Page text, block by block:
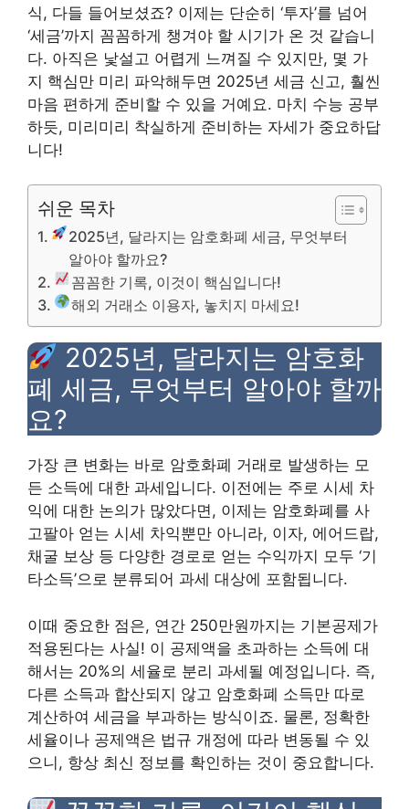
식, 다들 들어보셨죠? 이제는 단순히 ‘투자’를 넘어
‘세금’까지 꼼꼼하게 챙겨야 할 시기가 온 것 같습니
다. 아직은 낯설고 어렵게 느껴질 수 있지만, 몇 가
지 핵심만 미리 파악해두면 2025년 세금 신고, 훨씬
마음 편하게 준비할 수 있을 거예요. 마치 수능 공부
하듯, 미리미리 착실하게 준비하는 자세가 중요하답
니다!
쉬운 목차
2025년, 달라지는 암호화폐 세금, 무엇부터
알아야 할까요?
꼼꼼한 기록, 이것이 핵심입니다!
해외 거래소 이용자, 놓치지 마세요!
2025년, 달라지는 암호화
폐 세금, 무엇부터 알아야 할까
요?
가장 큰 변화는 바로 암호화폐 거래로 발생하는 모
든 소득에 대한 과세입니다. 이전에는 주로 시세 차
익에 대한 논의가 많았다면, 이제는 암호화폐를 사
고팔아 얻는 시세 차익뿐만 아니라, 이자, 에어드랍,
채굴 보상 등 다양한 경로로 얻는 수익까지 모두 ‘기
타소득’으로 분류되어 과세 대상에 포함됩니다.
이때 중요한 점은, 연간 250만원까지는 기본공제가
적용된다는 사실! 이 공제액을 초과하는 소득에 대
해서는 20%의 세율로 분리 과세될 예정입니다. 즉,
다른 소득과 합산되지 않고 암호화폐 소득만 따로
계산하여 세금을 부과하는 방식이죠. 물론, 정확한
세율이나 공제액은 법규 개정에 따라 변동될 수 있
으니, 항상 최신 정보를 확인하는 것이 중요합니다.